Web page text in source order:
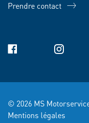
Prendre contact
Facebook Instagram
© 2026 MS
Mentions légales